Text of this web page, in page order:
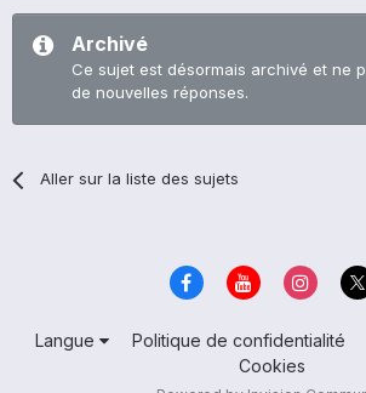
Archivé
Ce sujet est désormais archivé et ne
de nouvelles réponses.
Aller sur la liste des sujets
Langue Politique de confidentialité
Cookies